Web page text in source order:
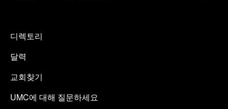
디렉토리
달력
교회찾기
UMC에 대해 질문하세요